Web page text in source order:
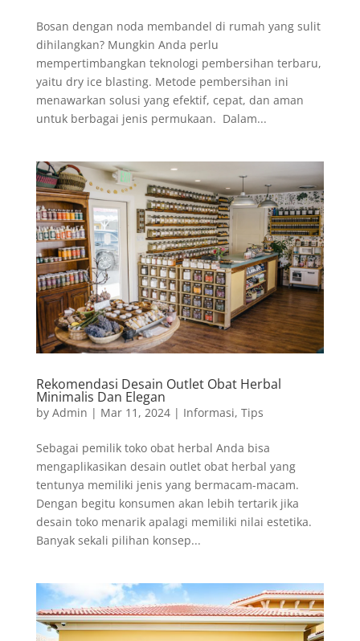
Bosan dengan noda membandel di rumah yang sulit
dihilangkan? Mungkin Anda perlu
mempertimbangkan teknologi pembersihan terbaru,
yaitu dry ice blasting. Metode pembersihan ini
menawarkan solusi yang efektif, cepat, dan aman
untuk berbagai jenis permukaan. Dalam...
Rekomendasi Desain Outlet Obat Herbal
Minimalis Dan Elegan
by Admin | Mar 11, 2024| Informasi, Tips
Sebagai pemilik toko obat herbal Anda bisa
mengaplikasikan desain outlet obat herbal yang
tentunya memiliki jenis yang bermacam-macam.
Dengan begitu konsumen akan lebih tertarik jika
desain toko menarik apalagi memiliki nilai estetika.
Banyak sekali pilihan konsep...